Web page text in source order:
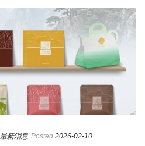
最新消息 Posted 2026-02-10